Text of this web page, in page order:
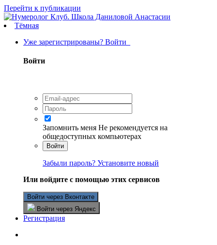
Перейти к публикации
Тёмная
Уже зарегистрированы? Войти
Войти
Запомнить меня Не рекомендуется на
общедоступных компьютерах
Войти
Забыли пароль? Установите новый
Или войдите с помощью этих сервисов
Войти через Вконтакте
Войти через Яндекс
Регистрация